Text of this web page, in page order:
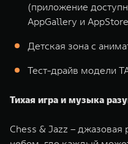
(приложение
AppGallery и
Детская зона с
Тест-драйв модели
Тихая игра и музыка
Chess & Jazz –